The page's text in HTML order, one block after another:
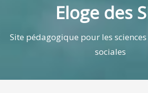
Eloge des
Site pédagogique pour les
sociales